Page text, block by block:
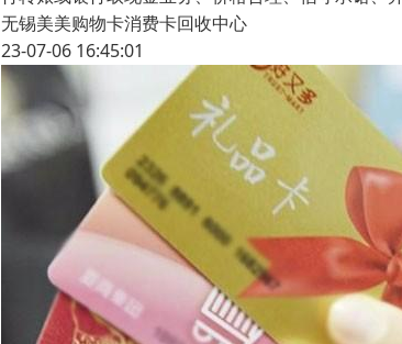
无锡美美购物卡消费卡回收中心
23-07-06 16:45:01